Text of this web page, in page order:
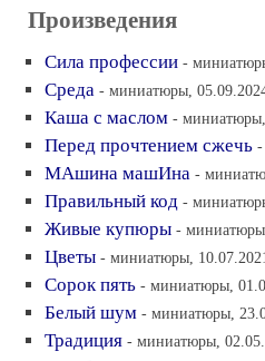
Произведения
Сила профессии -
Среда - миниатюры,
Каша с маслом -
Перед прочтением сжечь -
МАшина машИна -
Правильный код -
Живые купюры -
Цветы - миниатюры,
Сорок пять - миниатюры,
Белый шум - миниатюры,
Традиция - миниатюры,